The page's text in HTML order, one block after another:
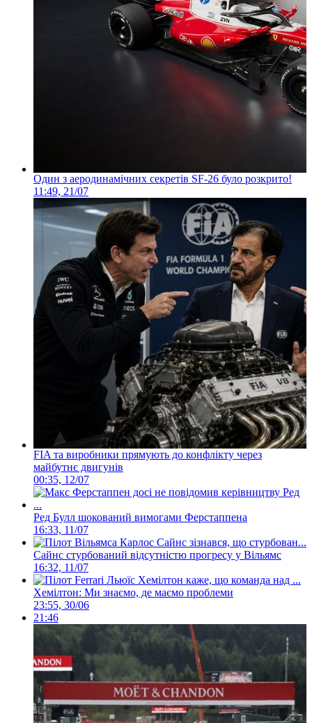
Один з аеродинамічних секретів SF-26 було розкрито!
11:49, 21/07
FIA та виробники прямують до конфлікту через
майбутнє двигунів
00:35, 12/07
Ред Булл шокований вимогами Ферстаппена
16:33, 11/07
Сайнс стурбований відсутністю прогресу у Вільямс
16:32, 11/07
Хемілтон: Ми знаємо, де маємо проблеми
23:55, 30/06
21:46